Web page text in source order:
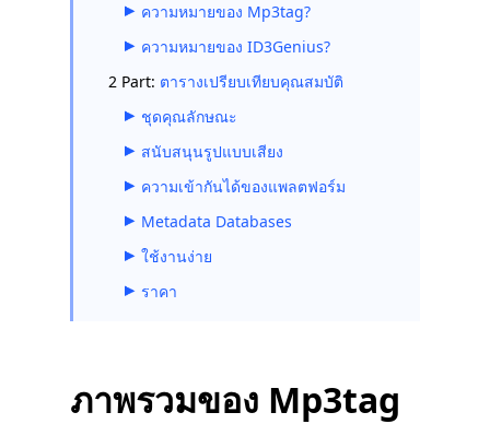
ความหมายของ Mp3tag?
ความหมายของ ID3Genius?
2 Part: ตารางเปรียบเทียบคุณสมบัติ
ชุดคุณลักษณะ
สนับสนุนรูปแบบเสียง
ความเข้ากันได้ของแพลตฟอร์ม
Metadata Databases
ใช้งานง่าย
ราคา
ภาพรวมของ Mp3tag